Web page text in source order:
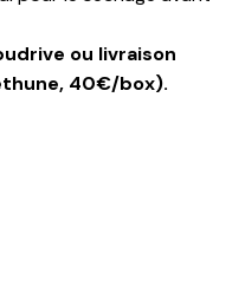
ou livraison
40€/box).